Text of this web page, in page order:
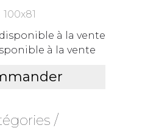
100x81
à la vente
à la vente
/